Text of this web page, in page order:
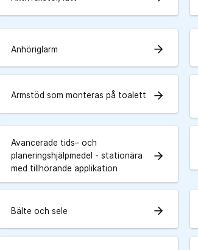
Anhöriglarm arrow_forward
Armstöd som monteras på toalett arrow_forward
Avancerade tids– och
planeringshjälpmedel - stationära
med tillhörande applikation
arrow_forward
Bälte och sele arrow_forward